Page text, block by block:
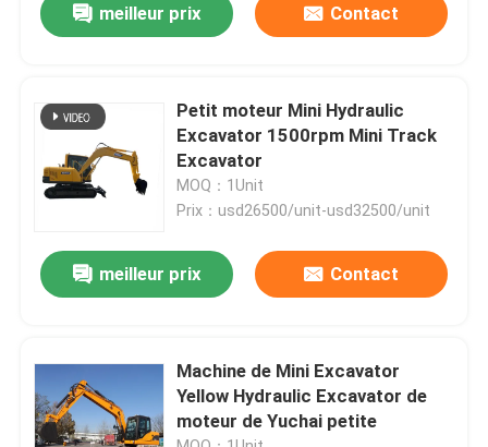
Visite de l'usine
Nous contacter
Les affaires
Excavatrice hydraulique de chenille
Mini Crawler Excavator
meilleur prix Contact
Petit moteur Mini Hydraulic
Excavator 1500rpm Mini Track
Excavator
MOQ：1Unit
Prix：usd26500/unit-usd32500/unit
meilleur prix Contact
Machine de Mini Excavator
Yellow Hydraulic Excavator de
moteur de Yuchai petite